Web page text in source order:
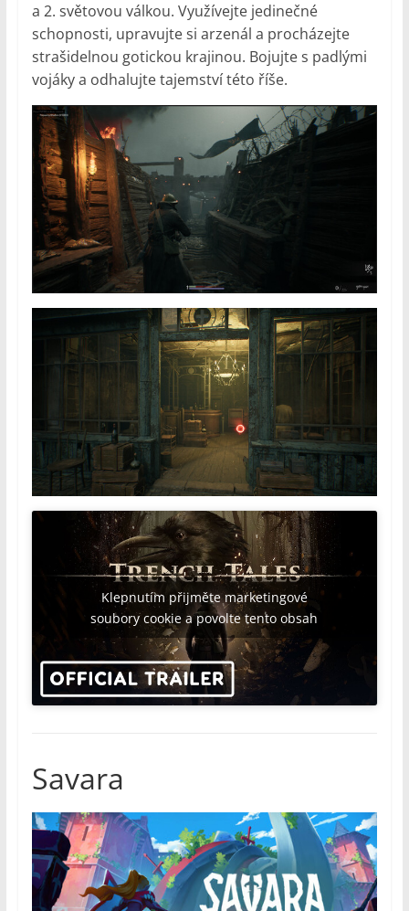
a 2. světovou válkou. Využívejte jedinečné
schopnosti, upravujte si arzenál a procházejte
strašidelnou gotickou krajinou. Bojujte s padlými
vojáky a odhalujte tajemství této říše.
Klepnutím přijměte marketingové
soubory cookie a povolte tento obsah
Savara